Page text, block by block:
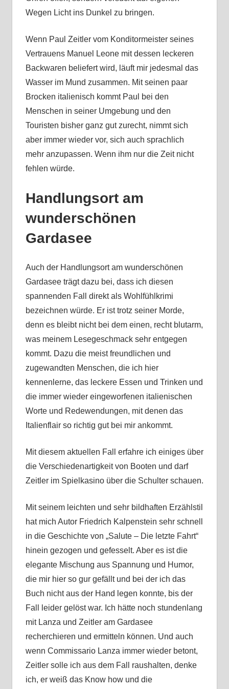
Wegen Licht ins Dunkel zu bringen.
Wenn Paul Zeitler vom Konditormeister seines
Vertrauens Manuel Leone mit dessen leckeren
Backwaren beliefert wird, läuft mir jedesmal das
Wasser im Mund zusammen. Mit seinen paar
Brocken italienisch kommt Paul bei den
Menschen in seiner Umgebung und den
Touristen bisher ganz gut zurecht, nimmt sich
aber immer wieder vor, sich auch sprachlich
mehr anzupassen. Wenn ihm nur die Zeit nicht
fehlen würde.
Handlungsort am
wunderschönen
Gardasee
Auch der Handlungsort am wunderschönen
Gardasee trägt dazu bei, dass ich diesen
spannenden Fall direkt als Wohlfühlkrimi
bezeichnen würde. Er ist trotz seiner Morde,
denn es bleibt nicht bei dem einen, recht blutarm,
was meinem Lesegeschmack sehr entgegen
kommt. Dazu die meist freundlichen und
zugewandten Menschen, die ich hier
kennenlerne, das leckere Essen und Trinken und
die immer wieder eingeworfenen italienischen
Worte und Redewendungen, mit denen das
Italienflair so richtig gut bei mir ankommt.
Mit diesem aktuellen Fall erfahre ich einiges über
die Verschiedenartigkeit von Booten und darf
Zeitler im Spielkasino über die Schulter schauen.
Mit seinem leichten und sehr bildhaften Erzählstil
hat mich Autor Friedrich Kalpenstein sehr schnell
in die Geschichte von „Salute – Die letzte Fahrt“
hinein gezogen und gefesselt. Aber es ist die
elegante Mischung aus Spannung und Humor,
die mir hier so gur gefällt und bei der ich das
Buch nicht aus der Hand legen konnte, bis der
Fall leider gelöst war. Ich hätte noch stundenlang
mit Lanza und Zeitler am Gardasee
recherchieren und ermitteln können. Und auch
wenn Commissario Lanza immer wieder betont,
Zeitler solle ich aus dem Fall raushalten, denke
ich, er weiß das Know how und die